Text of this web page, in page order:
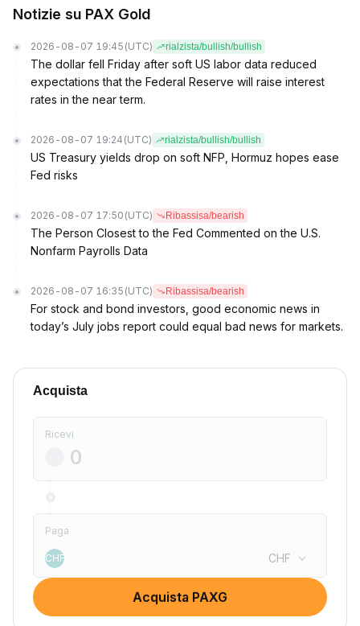
Notizie su PAX Gold
2026-08-07 19:45 (UTC) rialzista/bullish/bullish
The dollar fell Friday after soft US labor data reduced
expectations that the Federal Reserve will raise interest
rates in the near term.
2026-08-07 19:24 (UTC) rialzista/bullish/bullish
US Treasury yields drop on soft NFP, Hormuz hopes ease
Fed risks
2026-08-07 17:50 (UTC) Ribassisa/bearish
The Person Closest to the Fed Commented on the U.S.
Nonfarm Payrolls Data
2026-08-07 16:35 (UTC) Ribassisa/bearish
For stock and bond investors, good economic news in
today’s July jobs report could equal bad news for markets.
Acquista
Ricevi
Paga
CHF CHF
Acquista PAXG